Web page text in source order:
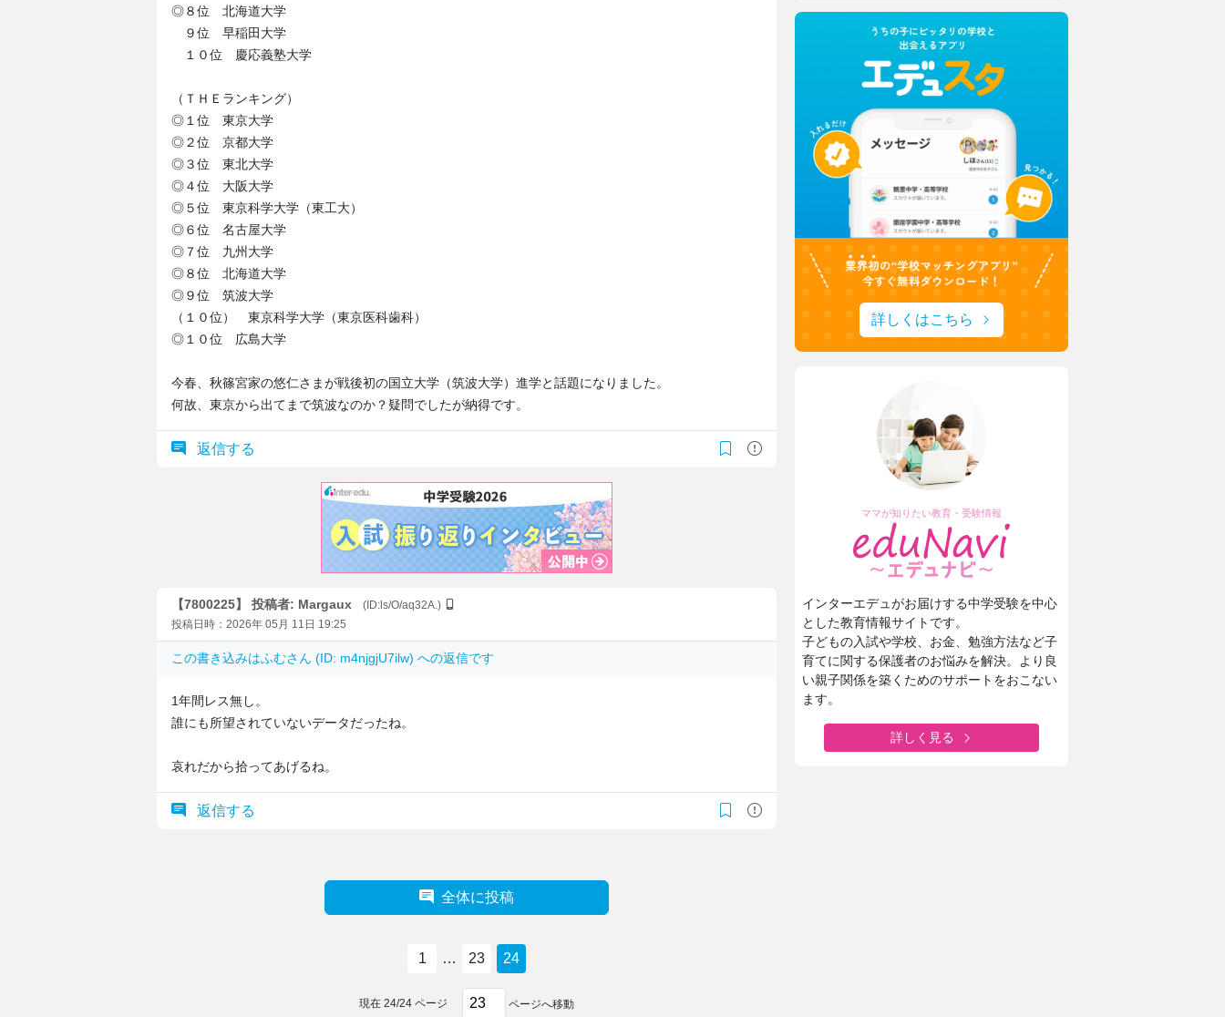
◎８位 北海道大学
９位 早稲田大学
１０位 慶応義塾大学
（ＴＨＥランキング）
◎１位 東京大学
◎２位 京都大学
◎３位 東北大学
◎４位 大阪大学
◎５位 東京科学大学（東工大）
◎６位 名古屋大学
◎７位 九州大学
◎８位 北海道大学
◎９位 筑波大学
（１０位） 東京科学大学（東京医科歯科）
◎１０位 広島大学
今春、秋篠宮家の悠仁さまが戦後初の国立大学（筑波大学）進学と話題になりました。
何故、東京から出てまで筑波なのか？疑問でしたが納得です。
返信する
【7800225】 投稿者: Margaux
(ID:ls/O/aq32A.)
投稿日時：2026年 05月 11日 19:25
この書き込みはふむさん (ID: m4njgjU7ilw) への返信です
1年間レス無し。
誰にも所望されていないデータだったね。
哀れだから拾ってあげるね。
返信する
全体に投稿
1 … 23 24
現在 24/24 ページ ページへ移動
詳しくはこちら
ママが知りたい教育・受験情報
インターエデュがお届けする中学受験を中心
とした教育情報サイトです。
子どもの入試や学校、お金、勉強方法など子
育てに関する保護者のお悩みを解決。より良
い親子関係を築くためのサポートをおこない
ます。
詳しく見る